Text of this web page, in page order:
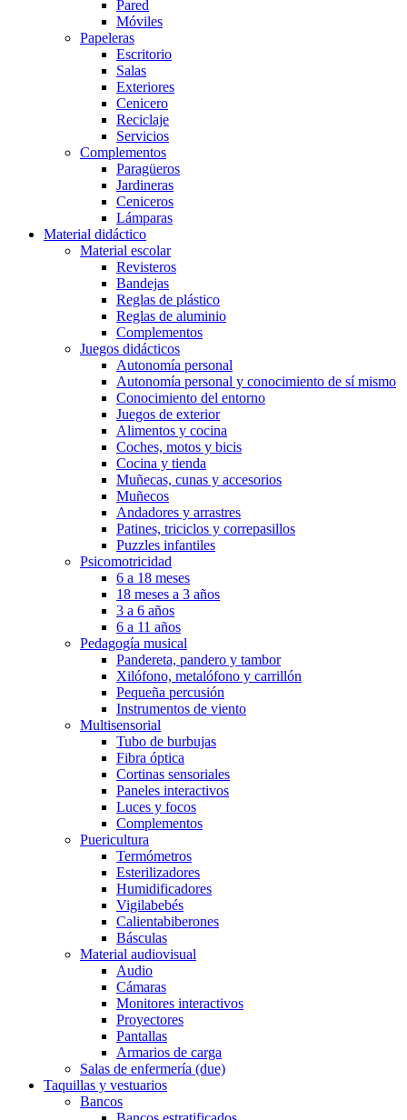
Pared
Móviles
Papeleras
Escritorio
Salas
Exteriores
Cenicero
Reciclaje
Servicios
Complementos
Paragüeros
Jardineras
Ceniceros
Lámparas
Material didáctico
Material escolar
Revisteros
Bandejas
Reglas de plástico
Reglas de aluminio
Complementos
Juegos didácticos
Autonomía personal
Autonomía personal y conocimiento de sí mismo
Conocimiento del entorno
Juegos de exterior
Alimentos y cocina
Coches, motos y bicis
Cocina y tienda
Muñecas, cunas y accesorios
Muñecos
Andadores y arrastres
Patines, triciclos y correpasillos
Puzzles infantiles
Psicomotricidad
6 a 18 meses
18 meses a 3 años
3 a 6 años
6 a 11 años
Pedagogía musical
Pandereta, pandero y tambor
Xilófono, metalófono y carrillón
Pequeña percusión
Instrumentos de viento
Multisensorial
Tubo de burbujas
Fibra óptica
Cortinas sensoriales
Paneles interactivos
Luces y focos
Complementos
Puericultura
Termómetros
Esterilizadores
Humidificadores
Vigilabebés
Calientabiberones
Básculas
Material audiovisual
Audio
Cámaras
Monitores interactivos
Proyectores
Pantallas
Armarios de carga
Salas de enfermería (due)
Taquillas y vestuarios
Bancos